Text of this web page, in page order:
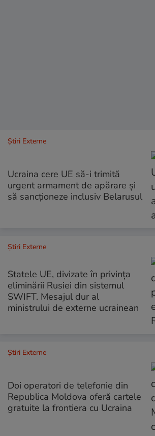
Știri Externe
Ucraina cere UE să-i trimită
urgent armament de apărare și
să sancționeze inclusiv Belarusul
Știri Externe
Statele UE, divizate în privința
eliminării Rusiei din sistemul
SWIFT. Mesajul dur al
ministrului de externe ucrainean
Știri Externe
Doi operatori de telefonie din
Republica Moldova oferă cartele
gratuite la frontiera cu Ucraina